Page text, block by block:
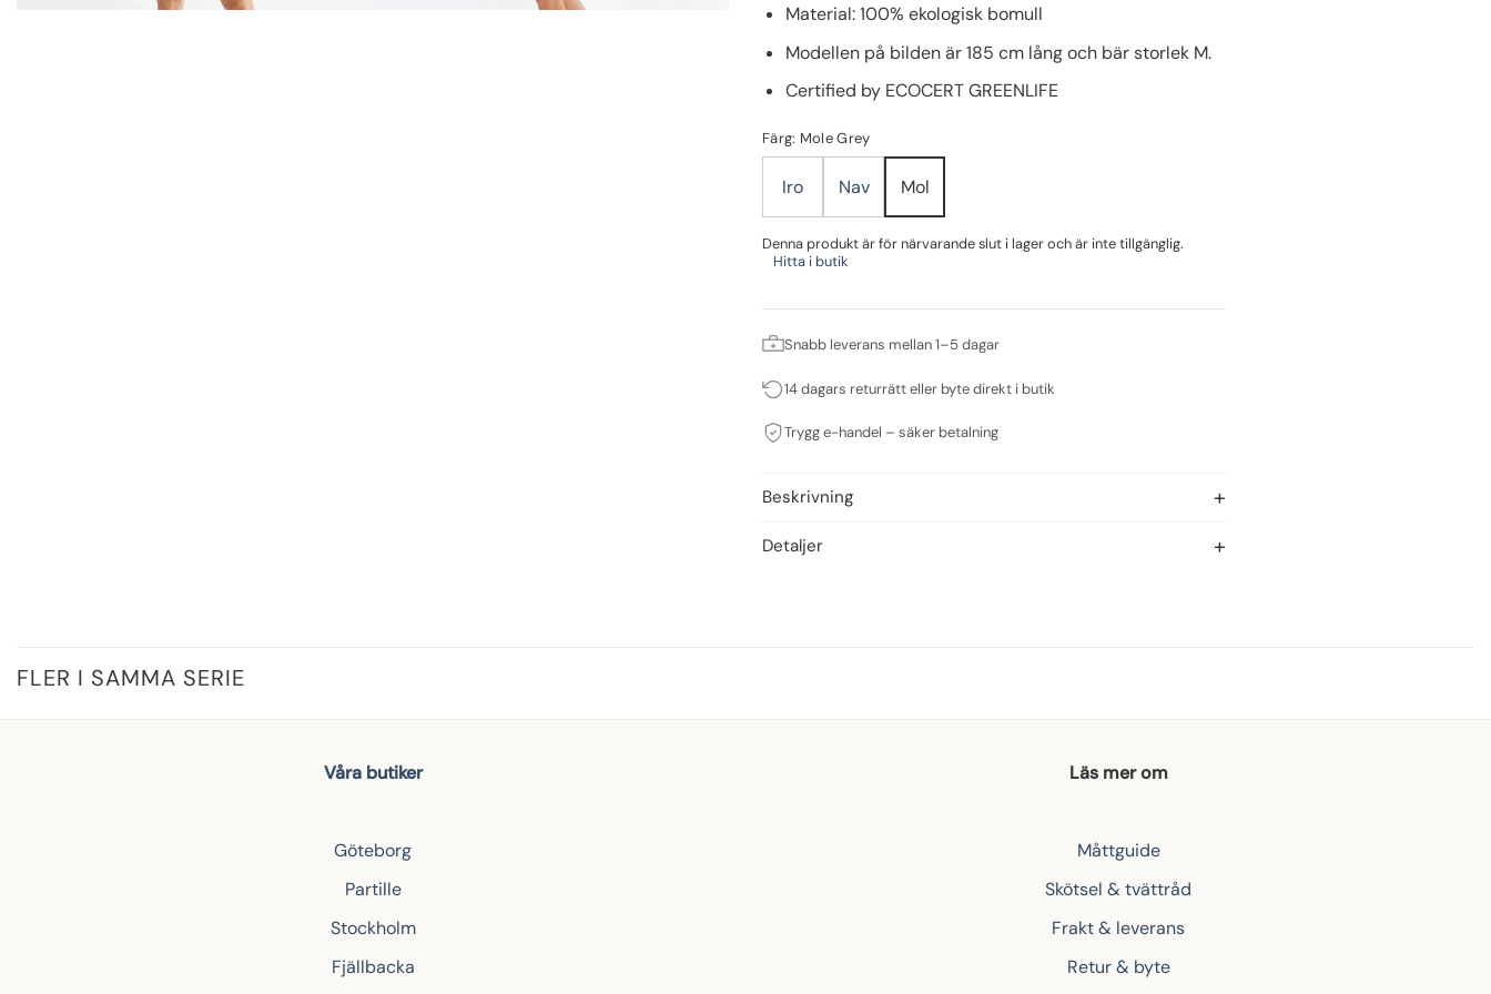
Material: 100% ekologisk bomull
Modellen på bilden är 185 cm lång och bär storlek M.
Certified by ECOCERT GREENLIFE
Färg: Mole Grey
Iro Nav Mol
Denna produkt är för närvarande slut i lager och är inte tillgänglig.
Hitta i butik
Snabb leverans mellan 1–5 dagar
14 dagars returrätt eller byte direkt i butik
Trygg e-handel – säker betalning
Beskrivning
Detaljer
FLER I SAMMA SERIE
Våra butiker
Göteborg
Partille
Stockholm
Fjällbacka
Läs mer om
Måttguide
Skötsel & tvättråd
Frakt & leverans
Retur & byte